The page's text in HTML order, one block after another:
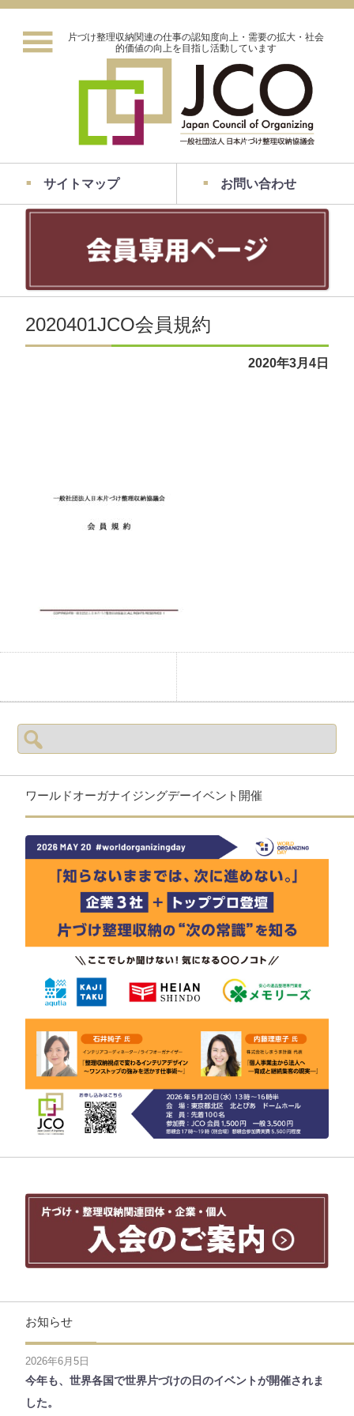
片づけ整理収納関連の仕事の認知度向上・需要の拡大・社会
的価値の向上を目指し活動しています
サイトマップ お問い合わせ
2020401JCO会員規約
2020年3月4日
検
索:
ワールドオーガナイジングデーイベント開催
お知らせ
2026年6月5日
今年も、世界各国で世界片づけの日のイベントが開催されま
した。